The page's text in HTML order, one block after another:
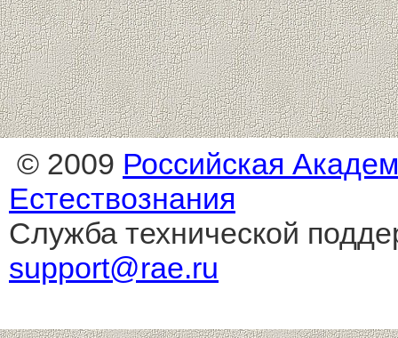
© 2009 Российская
Естествознания
Служба технической
support@rae.ru